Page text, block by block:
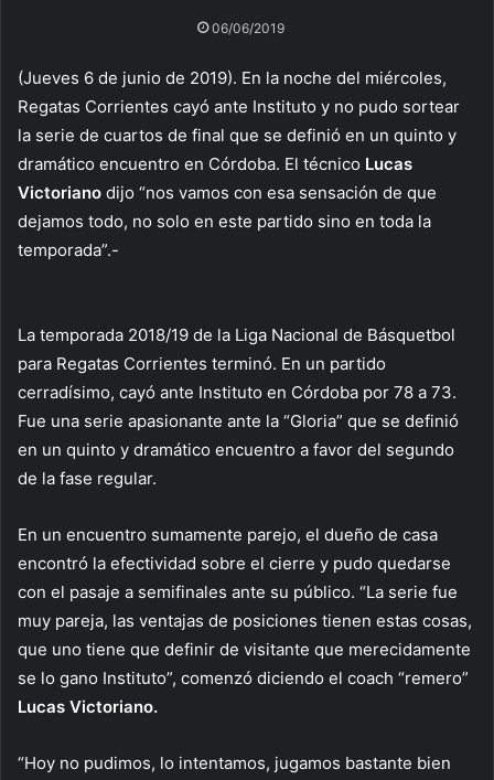
06/06/2019
(Jueves 6 de junio de 2019). En la noche del miércoles,
Regatas Corrientes cayó ante Instituto y no pudo sortear
la serie de cuartos de final que se definió en un quinto y
dramático encuentro en Córdoba. El técnico Lucas
Victoriano dijo “nos vamos con esa sensación de que
dejamos todo, no solo en este partido sino en toda la
temporada”.-
La temporada 2018/19 de la Liga Nacional de Básquetbol
para Regatas Corrientes terminó. En un partido
cerradísimo, cayó ante Instituto en Córdoba por 78 a 73.
Fue una serie apasionante ante la “Gloria” que se definió
en un quinto y dramático encuentro a favor del segundo
de la fase regular.
En un encuentro sumamente parejo, el dueño de casa
encontró la efectividad sobre el cierre y pudo quedarse
con el pasaje a semifinales ante su público. “La serie fue
muy pareja, las ventajas de posiciones tienen estas cosas,
que uno tiene que definir de visitante que merecidamente
se lo gano Instituto”, comenzó diciendo el coach “remero”
Lucas Victoriano.
“Hoy no pudimos, lo intentamos, jugamos bastante bien